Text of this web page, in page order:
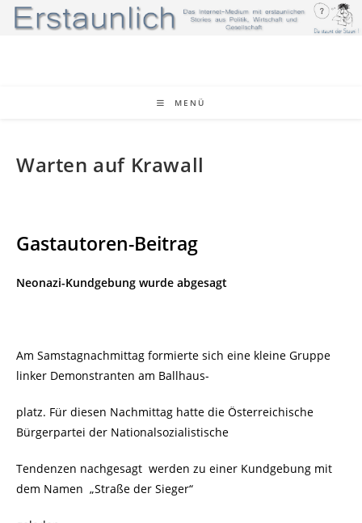
Zum
Inhalt
MENÜ
Warten auf Krawall
Gastautoren-Beitrag
Neonazi-Kundgebung wurde abgesagt
Am Samstagnachmittag formierte sich eine kleine Gruppe
linker Demonstranten am Ballhaus-
platz. Für diesen Nachmittag hatte die Österreichische
Bürgerpartei der Nationalsozialistische
Tendenzen nachgesagt werden zu einer Kundgebung mit
dem Namen „Straße der Sieger“